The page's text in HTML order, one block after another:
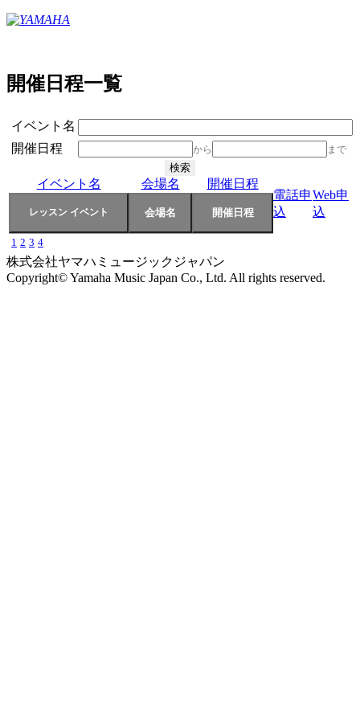
開催日程一覧
イベント名
開催日程
から まで
イベント名 会場名
開催日程
電話申
込
Web申
込
1 2 3 4
株式会社ヤマハミュージックジャパン
Copyright© Yamaha Music Japan Co., Ltd. All rights reserved.